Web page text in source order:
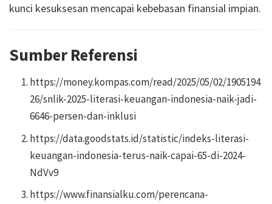
kunci kesuksesan mencapai kebebasan finansial impian.
Sumber Referensi
https://money.kompas.com/read/2025/05/02/1905194
26/snlik-2025-literasi-keuangan-indonesia-naik-jadi-
6646-persen-dan-inklusi
https://data.goodstats.id/statistic/indeks-literasi-
keuangan-indonesia-terus-naik-capai-65-di-2024-
NdVv9
https://www.finansialku.com/perencana-